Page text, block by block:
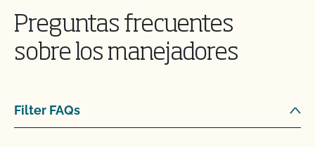
¿Quién debe inscribirse en el Programa Orgánico
del Estado de California (SOP)?
¿Por qué debería certificarme con el CCOF?
¿Puedo vender un animal lechero orgánico como
animal de abasto?
¿Puedo transferir paquetes entre operaciones
Preguntas frecuentes
sobre los manejadores
Filter FAQs